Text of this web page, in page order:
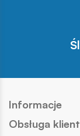
Informacje
Obsługa